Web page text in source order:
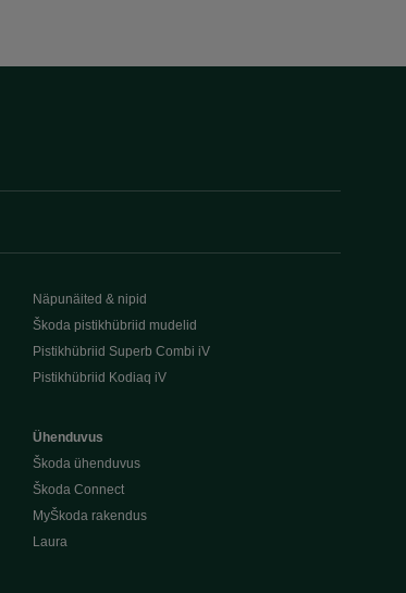
Näpunäited & nipid
Škoda pistikhübriid mudelid
Pistikhübriid Superb Combi iV
Pistikhübriid Kodiaq iV
Ühenduvus
Škoda ühenduvus
Škoda Connect
MyŠkoda rakendus
Laura